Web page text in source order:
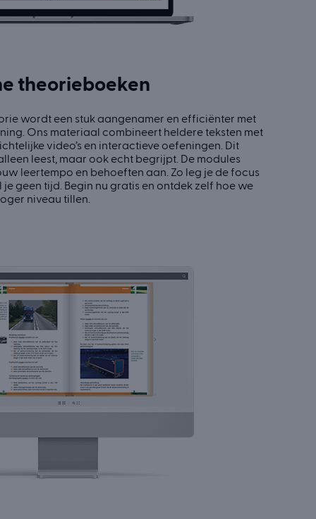
theorieboeken
wordt een stuk aangenamer en efficiënter met
Ons materiaal combineert heldere teksten met
video’s en interactieve oefeningen. Dit
leest, maar ook echt begrijpt. De modules
leertempo en behoeften aan. Zo leg je de focus
geen tijd. Begin nu gratis en ontdek zelf hoe we
niveau tillen.